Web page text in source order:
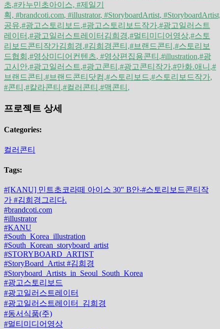
초,#카누민초아이스, #제일기
획, #brandcoti.com, #illustrator, #StoryboardArtist,
공유,#광고스토리보드,#광고스토리보드작가,#광고일러스트
레이터 ,#광고일러스트레이터김희경,#멀티미디어영상,#스토
리보드콘티작가김희경,#김희경콘티,#브랜드콘티,#스토리보
드협회,#영상미디어컨텐츠, #영상편집용콘티 ,#illustration,#광
고시안,#광고일러스트 ,#광고콘티 ,#광고콘티작가,#만화.애니 ,#
브랜드콘티 ,#브랜드콘티닷컴,#스토리보드,#스토리보드작가,
#콘티,#칼라콘티 ,#컬러콘티 ,#맥콘티 ,
프로젝트 상세
Categories:
컬러콘티
Tags:
#[KANU] 민트초코라떼 아이스 30" B안-#스토리보드콘티작
가 #김희경그리다.
#brandcoti.com
#illustrator
#KANU
#South_Korea_illustration
#South_Korean_storyboard_artist
#STORYBOARD_ARTIST
#StoryBoard_Artist #김희경
#Storyboard_Artists_in_Seoul_South_Korea
#광고스토리보드
#광고일러스트레이터
#광고일러스트레이터_김희경
#동서식품(주)
#멀티미디어영상